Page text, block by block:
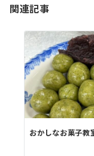
関連記事
おかしなお菓子教